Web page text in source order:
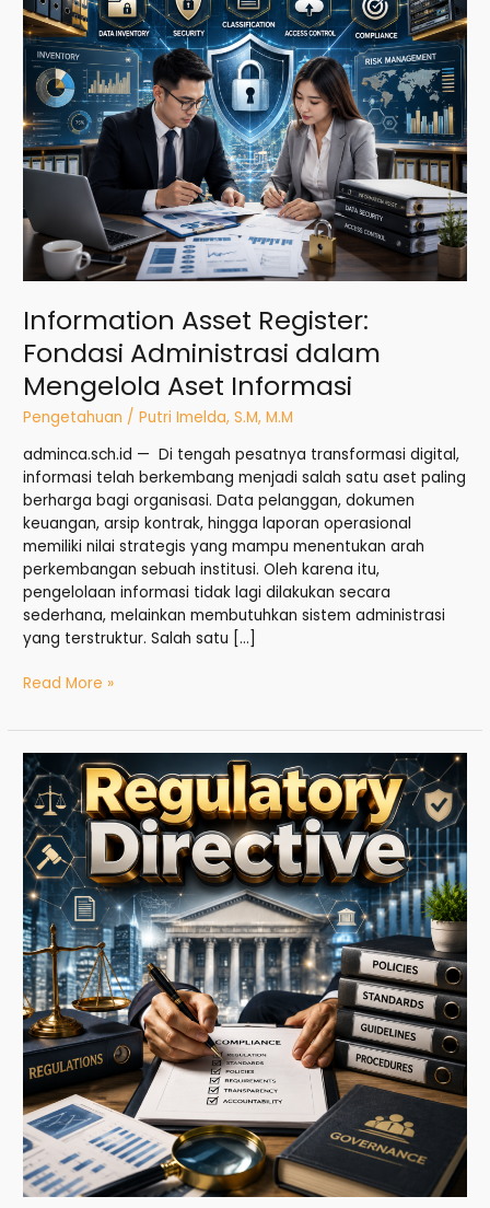
Information Asset Register:
Fondasi Administrasi dalam
Mengelola Aset Informasi
Pengetahuan /Putri Imelda, S.M, M.M
adminca.sch.id — Di tengah pesatnya transformasi digital,
informasi telah berkembang menjadi salah satu aset paling
berharga bagi organisasi. Data pelanggan, dokumen
keuangan, arsip kontrak, hingga laporan operasional
memiliki nilai strategis yang mampu menentukan arah
perkembangan sebuah institusi. Oleh karena itu,
pengelolaan informasi tidak lagi dilakukan secara
sederhana, melainkan membutuhkan sistem administrasi
yang terstruktur. Salah satu […]
Aset
Informasi
Read More »
Regulatory
Directive:
Pilar
Kepatuhan
dalam
Administrasi